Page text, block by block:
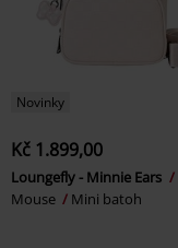
Novinky
Kč 1.899,00
Loungefly - Minnie Ears
Mouse
Mini batoh